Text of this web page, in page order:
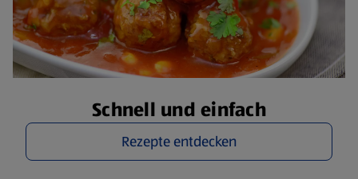
Schnell und einfach
Rezepte entdecken